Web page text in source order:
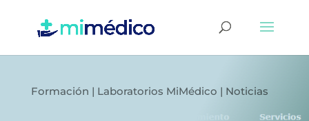
Formación | Laboratorios MiMédico | Noticias